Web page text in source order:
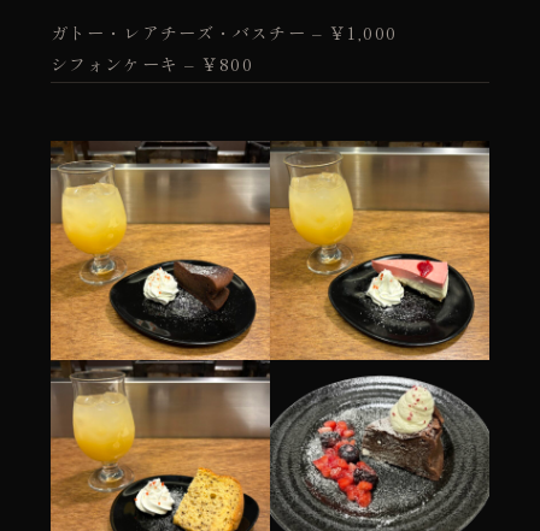
ガトー・レアチーズ・バスチー – ￥1,000
シフォンケーキ – ￥800